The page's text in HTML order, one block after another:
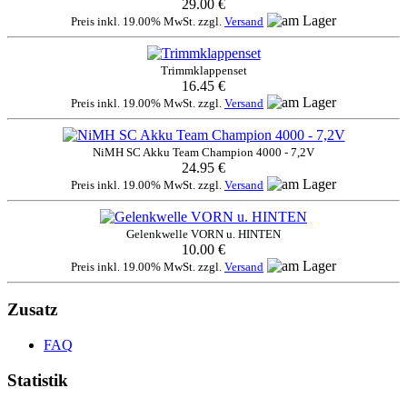
29.00 €
Preis inkl. 19.00% MwSt. zzgl. Versand
Trimmklappenset
16.45 €
Preis inkl. 19.00% MwSt. zzgl. Versand
NiMH SC Akku Team Champion 4000 - 7,2V
24.95 €
Preis inkl. 19.00% MwSt. zzgl. Versand
Gelenkwelle VORN u. HINTEN
10.00 €
Preis inkl. 19.00% MwSt. zzgl. Versand
Zusatz
FAQ
Statistik